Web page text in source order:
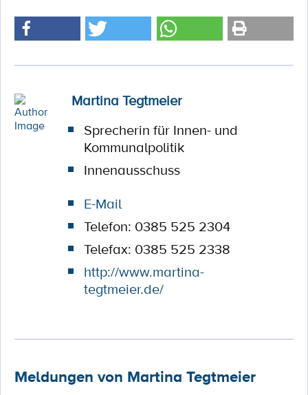
Martina Tegtmeier
Sprecherin für Innen- und
Kommunalpolitik
Innenausschuss
E-Mail
Telefon: 0385 525 2304
Telefax: 0385 525 2338
http://www.martina-
tegtmeier.de/
Meldungen von Martina Tegtmeier